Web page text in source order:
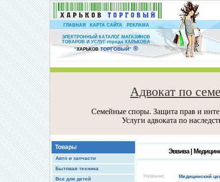
ГЛАВНАЯ| КАРТА САЙТА | РЕКЛАМА
ЭЛЕКТРОННЫЙ КАТАЛОГ МАГАЗИНОВ
ТОВАРОВ И УСЛУГ города ХАРЬКОВА
“ХАРЬКОВ ТОРГОВЫЙ” ®
Адвокат по
Семейные споры. Защита прав и
Услуги адвоката по
Товары
Авто и запчасти
Бытовая техника
Все для детей
Эввива |
Название: Медицинский